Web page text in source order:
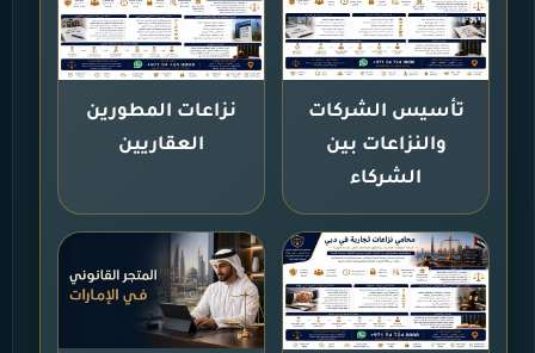
تأسيس الشركات
والنزاعات بين
الشركاء
نزاعات المطورين
العقاريين